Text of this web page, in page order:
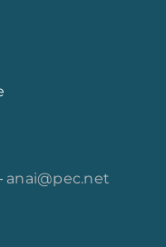
anai@pec.net